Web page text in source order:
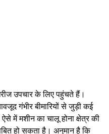
उपचार के लिए पहुंचते हैं।
गंभीर बीमारियों से जुड़ी कई
में मशीन का चालू होना क्षेत्र की
हो सकता है। अनुमान है कि